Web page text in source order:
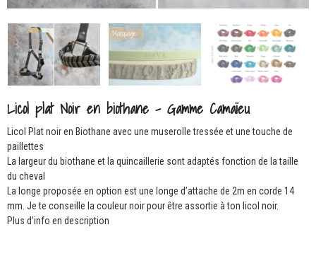
Licol plat Noir en biothane – Gamme Camaïeu
Licol Plat noir en Biothane avec une muserolle tressée et une touche de
paillettes
La largeur du biothane et la quincaillerie sont adaptés fonction de la taille
du cheval
La longe proposée en option est une longe d’attache de 2m en corde 14
mm. Je te conseille la couleur noir pour être assortie à ton licol noir.
Plus d’info en description